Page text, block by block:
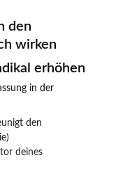
den
wirken
erhöhen
in der
den
deines